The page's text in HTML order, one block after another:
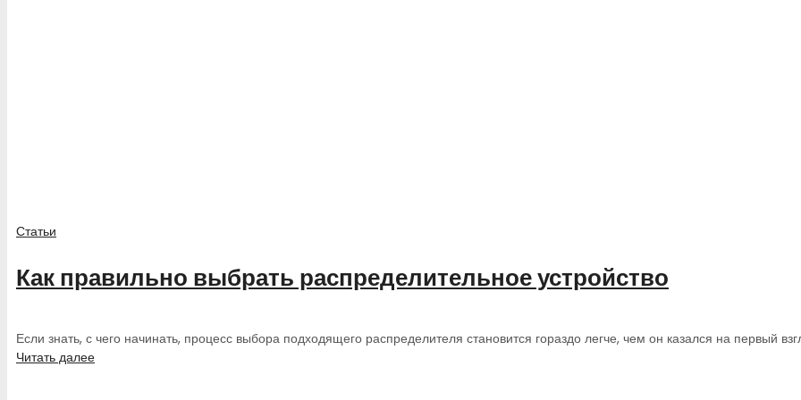
Статьи
Как правильно выбрать распределительное устройство
Если знать, с чего начинать, процесс выбора подходящего распределителя становится гораздо легче, чем он казался на первый
Читать далее